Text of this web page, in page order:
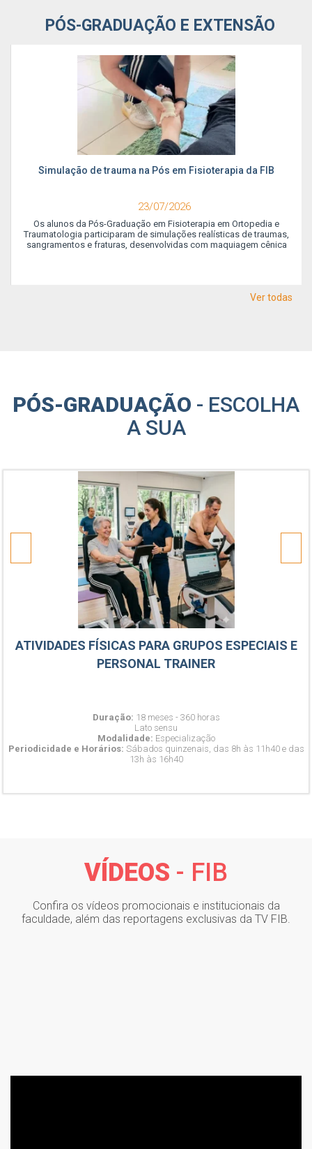
PÓS-GRADUAÇÃO E EXTENSÃO
Simulação de trauma na Pós em Fisioterapia da FIB
23/07/2026
Os alunos da Pós-Graduação em Fisioterapia em Ortopedia e
Traumatologia participaram de simulações realísticas de traumas,
sangramentos e fraturas, desenvolvidas com maquiagem cênica
Ver todas
PÓS-GRADUAÇÃO - ESCOLHA
A SUA
ATIVIDADES FÍSICAS PARA GRUPOS ESPECIAIS E
PERSONAL TRAINER
Duração: 18 meses - 360 horas
Lato sensu
Modalidade: Especialização
Periodicidade e Horários: Sábados quinzenais, das 8h às 11h40 e das
13h às 16h40
VÍDEOS - FIB
Confira os vídeos promocionais e institucionais da
faculdade, além das reportagens exclusivas da TV FIB.